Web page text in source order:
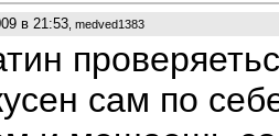
в 21:53 , medved1383
сам по